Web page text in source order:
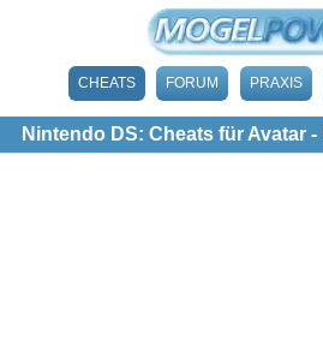
CHEATS FORUM PRAXIS
Nintendo DS: Cheats für Avatar